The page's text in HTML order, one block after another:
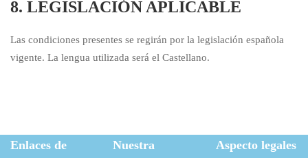
8. LEGISLACIÓN APLICABLE
Las condiciones presentes se regirán por la legislación española
vigente. La lengua utilizada será el Castellano.
Enlaces de
Nuestra
Aspecto legales